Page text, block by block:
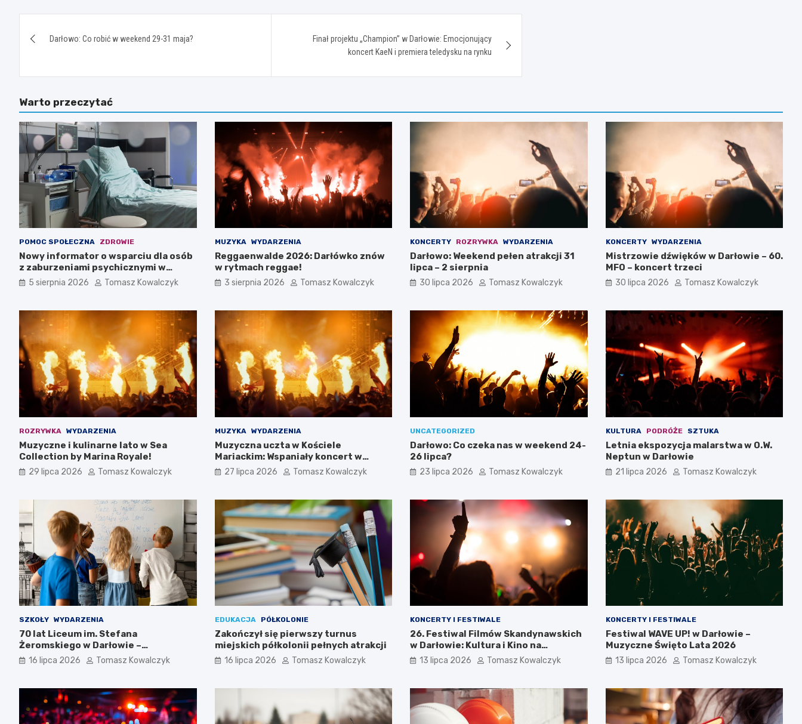
wpisuDarłowo: Co robić w weekend 29-31 maja?
Finał projektu „Champion” w Darłowie: Emocjonujący
koncert KaeN i premiera teledysku na rynku
Warto przeczytać
POMOC SPOŁECZNA ZDROWIE
Nowy informator o wsparciu dla osób
z zaburzeniami psychicznymi w
Zachodniopomorskiem na 2026 rok
5 sierpnia 2026 Tomasz Kowalczyk
MUZYKA WYDARZENIA
Reggaenwalde 2026: Darłówko znów
w rytmach reggae!
3 sierpnia 2026 Tomasz Kowalczyk
KONCERTY ROZRYWKA WYDARZENIA
Darłowo: Weekend pełen atrakcji 31
lipca – 2 sierpnia
30 lipca 2026 Tomasz Kowalczyk
KONCERTY WYDARZENIA
Mistrzowie dźwięków w Darłowie – 60.
MFO – koncert trzeci
30 lipca 2026 Tomasz Kowalczyk
ROZRYWKA WYDARZENIA
Muzyczne i kulinarne lato w Sea
Collection by Marina Royale!
29 lipca 2026 Tomasz Kowalczyk
MUZYKA WYDARZENIA
Muzyczna uczta w Kościele
Mariackim: Wspaniały koncert w
Darłowie
27 lipca 2026 Tomasz Kowalczyk
UNCATEGORIZED
Darłowo: Co czeka nas w weekend 24-
26 lipca?
23 lipca 2026 Tomasz Kowalczyk
KULTURA PODRÓŻE SZTUKA
Letnia ekspozycja malarstwa w O.W.
Neptun w Darłowie
21 lipca 2026 Tomasz Kowalczyk
SZKOŁY WYDARZENIA
70 lat Liceum im. Stefana
Żeromskiego w Darłowie –
Świętujemy razem!
16 lipca 2026 Tomasz Kowalczyk
EDUKACJA PÓŁKOLONIE
Zakończył się pierwszy turnus
miejskich półkolonii pełnych atrakcji
16 lipca 2026 Tomasz Kowalczyk
KONCERTY I FESTIWALE
26. Festiwal Filmów Skandynawskich
w Darłowie: Kultura i Kino na
Wyciągnięcie Ręki
13 lipca 2026 Tomasz Kowalczyk
KONCERTY I FESTIWALE
Festiwal WAVE UP! w Darłowie –
Muzyczne Święto Lata 2026
13 lipca 2026 Tomasz Kowalczyk